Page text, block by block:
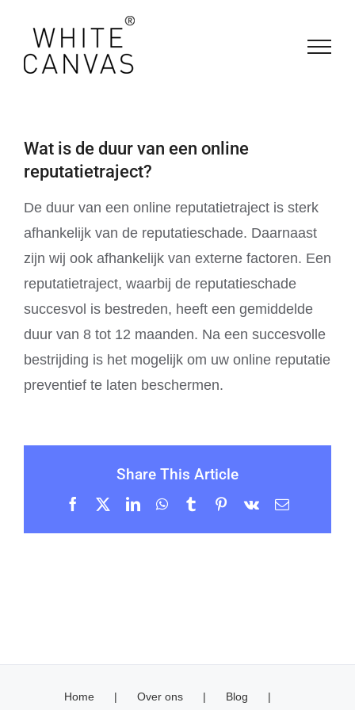
inhoud
Wat is de duur van een online
reputatietraject?
De duur van een online reputatietraject is sterk
afhankelijk van de reputatieschade. Daarnaast
zijn wij ook afhankelijk van externe factoren. Een
reputatietraject, waarbij de reputatieschade
succesvol is bestreden, heeft een gemiddelde
duur van 8 tot 12 maanden. Na een succesvolle
bestrijding is het mogelijk om uw online reputatie
preventief te laten beschermen.
Share This Article
Facebook LinkedInWhatsApp
TumblrPinterest
Vk
E-
Home Over ons Blog